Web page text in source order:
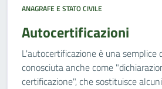
ANAGRAFE E STATO CIVILE
Autocertificazioni
L'autocertificazione è una semplice
conosciuta anche come
certificazione", che sostituisce